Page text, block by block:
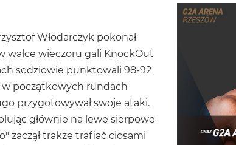
Włodarczyk pokonał
walce wieczoru gali KnockOut
sędziowie punktowali 98-92
w początkowych rundach
przygotowywał swoje ataki.
głównie na lewe sierpowe
zaczął trakże trafiać ciosami